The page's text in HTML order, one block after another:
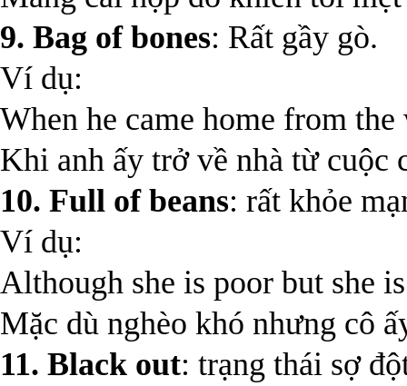
9. Bag of bones: Rất gầy gò.
Ví dụ:
When he came home from
Khi anh ấy trở về nhà từ cuộc
10. Full of beans: rất khỏe
Ví dụ:
Although she is poor but she
Mặc dù nghèo khó nhưng cô
11. Black out: trạng thái sợ